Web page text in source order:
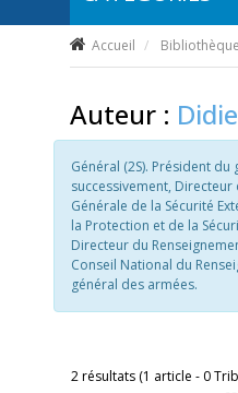
Accueil Bibliothèque
Auteur :
Général (2S). Président du
successivement,
Générale de la Sécurité
la Protection et de la
Directeur du
Conseil National du
général des armées.
2 résultats (1 article - 0